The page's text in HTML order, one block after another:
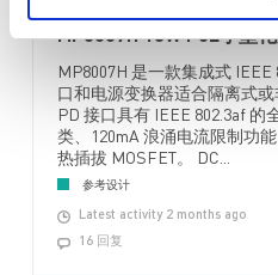
MP8007H 13W PoE小型
MP8007H 是一款集成式
口和电源变换器适合隔离式或
PD 接口具有 IEEE 802.3af
类、120mA 浪涌电流限制功
热插拔 MOSFET。 DC...
参考设计
Latest activity 2 months ago
16 回复